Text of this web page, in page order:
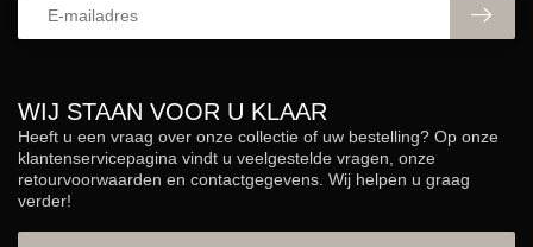
WIJ STAAN VOOR U KLAAR
Heeft u een vraag over onze collectie of uw bestelling? Op onze
klantenservicepagina vindt u veelgestelde vragen, onze
retourvoorwaarden en contactgegevens. Wij helpen u graag
verder!